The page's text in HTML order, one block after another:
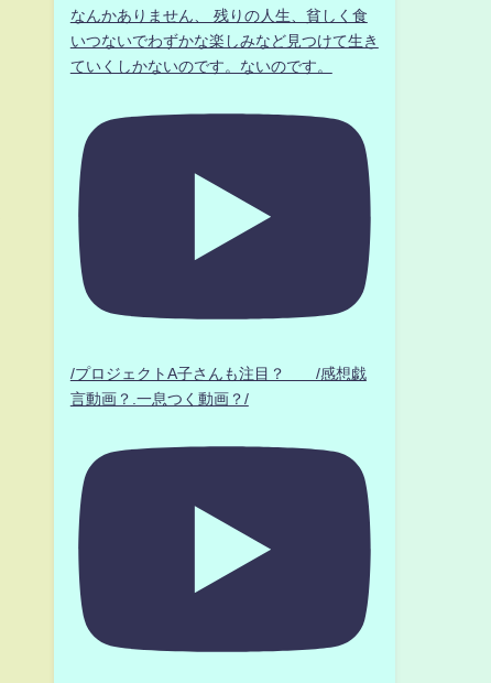
なんかありません、 残りの人生、貧しく食
いつないでわずかな楽しみなど見つけて生き
ていくしかないのです。ないのです。
/プロジェクトA子さんも注目？ /感想戯
言動画？.一息つく動画？/